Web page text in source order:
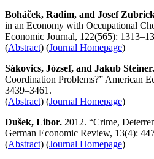
Boháček, Radim, and Josef
in an Economy with Occupational
Economic Journal, 122(565):
(Abstract) (Journal Homepage)
Sákovics, József, and Jakub Steiner.
Coordination Problems?” American
3439–3461.
(Abstract) (Journal Homepage)
Dušek, Libor. 2012. “Crime,
German Economic Review, 13(4):
(Abstract) (Journal Homepage)